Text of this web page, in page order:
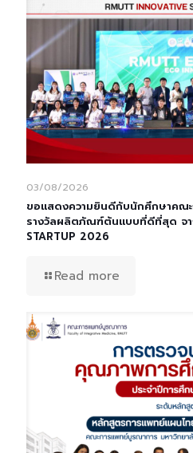
03/08/2026
ขอแสดงความยินดีกับนักศึกษาคณ
รางวัลผลิตภัณฑ์ต้นแบบที่ดีที่สุด จา
STARTUP 2026
Read more